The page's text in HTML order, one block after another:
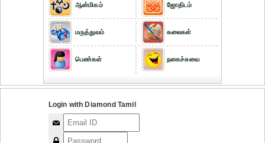
ஆன்மிகம்
மருத்துவம்
பெண்கள்
ஜோதிடம்
கலைகள்
நகைச்சுவை
Login with Diamond Tamil